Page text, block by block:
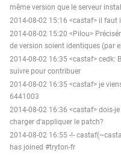
même version que le serveur
2014-08-02 15:16 <castaf> il faut
2014-08-02 15:20 <Pilou>
de version soient identiques (par
2014-08-02 16:35 <castaf> cedk:
suivre pour contribuer
2014-08-02 16:35 <castaf> je
6441003
2014-08-02 16:36 <castaf> dois-
charger d'appliquer le patch?
2014-08-02 16:55 -!-
has joined #tryton-fr